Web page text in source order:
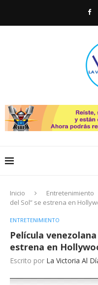
Inicio Entretenimiento
del Sol” se estrena en
ENTRETENIMIENTO
Película
estrena en
Escrito por La Victoria Al